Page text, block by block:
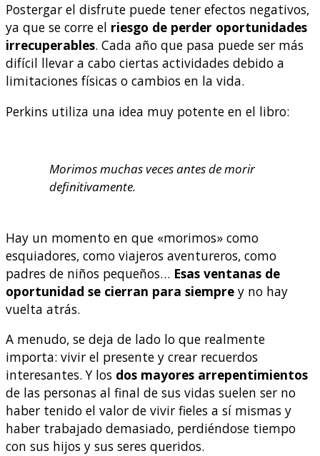
Postergar el disfrute puede tener efectos negativos,
ya que se corre el riesgo de perder oportunidades
irrecuperables. Cada año que pasa puede ser más
difícil llevar a cabo ciertas actividades debido a
limitaciones físicas o cambios en la vida.
Perkins utiliza una idea muy potente en el libro:
Morimos muchas veces antes de morir
definitivamente.
Hay un momento en que «morimos» como
esquiadores, como viajeros aventureros, como
padres de niños pequeños… Esas ventanas de
oportunidad se cierran para siempre y no hay
vuelta atrás.
A menudo, se deja de lado lo que realmente
importa: vivir el presente y crear recuerdos
interesantes. Y los dos mayores arrepentimientos
de las personas al final de sus vidas suelen ser no
haber tenido el valor de vivir fieles a sí mismas y
haber trabajado demasiado, perdiéndose tiempo
con sus hijos y sus seres queridos.